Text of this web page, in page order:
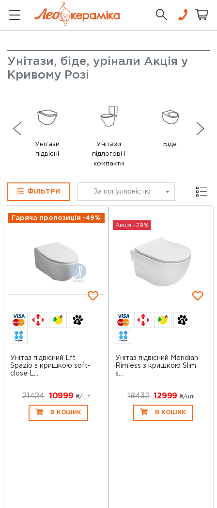
Унітази, біде, урінали Акція у
Кривому Розі
Унітази
підвісні
Унітази
підлогові і
компакти
Біде
ФІЛЬТРИ За популярністю Сітка
Гаряча пропозиція -49%
6
Унітаз підвісний Lft
Spazio з кришкою soft-
close L...
21424 10999 ₴/шт
В КОШИК
Акція -29%
6
Унітаз підвісний Meridian
Rimless з кришкою Slim
s...
18432 12999₴/шт
В КОШИК